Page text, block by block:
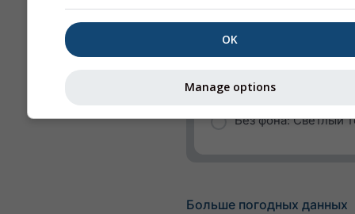
Давление
Без фона: Светлый
Больше погодных данных
OK
Manage options